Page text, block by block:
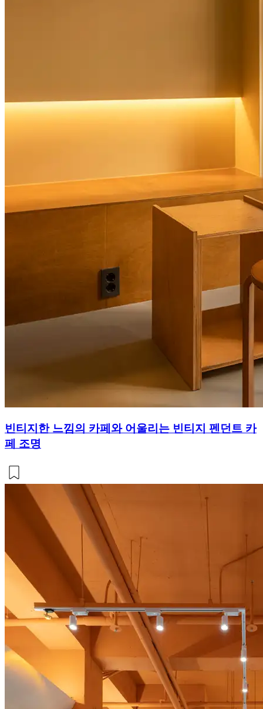
빈티지한 느낌의 카페와 어울리는 빈티지 펜던트 카
페 조명